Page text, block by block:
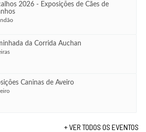
2026 - Exposições de Cães de
da Corrida Auchan
Caninas de Aveiro
+ VER TODOS OS EVENTOS